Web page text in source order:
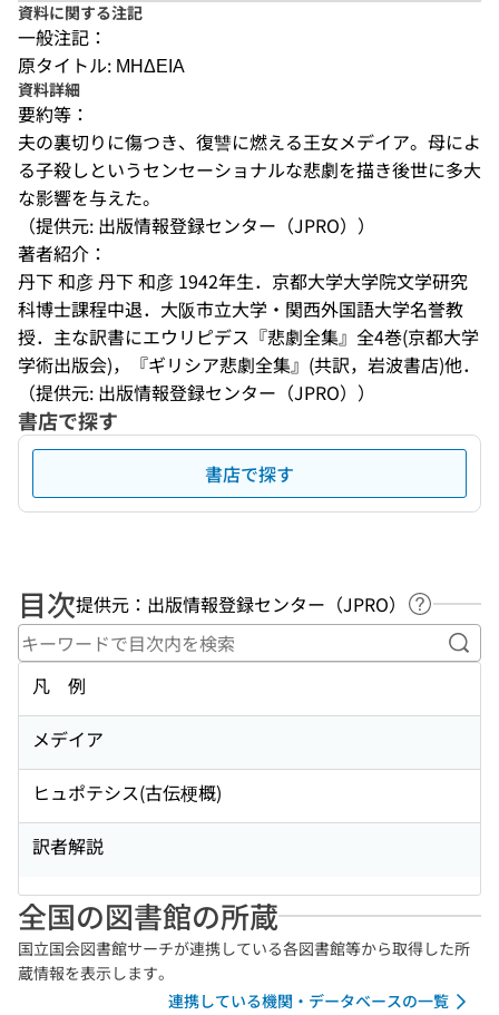
資料に関する注記
一般注記：
原タイトル: ΜΗΔΕΙΑ
資料詳細
要約等：
夫の裏切りに傷つき、復讐に燃える王女メデイア。母によ
る子殺しというセンセーショナルな悲劇を描き後世に多大
な影響を与えた。
（提供元: 出版情報登録センター（JPRO））
著者紹介：
丹下 和彦 丹下 和彦 1942年生．京都大学大学院文学研究
科博士課程中退．大阪市立大学・関西外国語大学名誉教
授．主な訳書にエウリピデス『悲劇全集』全4巻(京都大学
学術出版会)，『ギリシア悲劇全集』(共訳，岩波書店)他．
（提供元: 出版情報登録センター（JPRO））
書店で探す
書店で探す
目次提供元：出版情報登録センター（JPRO）
ヘルプペ
キ
凡 例
メデイア
ヒュポテシス(古伝梗概)
訳者解説
全国の図書館の所蔵
国立国会図書館サーチが連携している各図書館等から取得した所
蔵情報を表示します。
連携している機関・データベースの一覧